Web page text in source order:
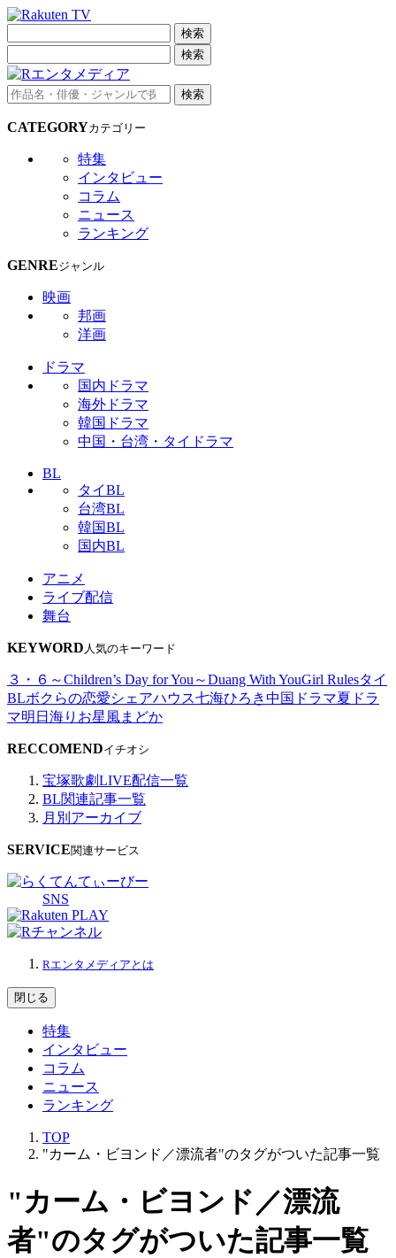
検索
検索
検索
CATEGORYカテゴリー
特集
インタビュー
コラム
ニュース
ランキング
GENREジャンル
映画
邦画
洋画
ドラマ
国内ドラマ
海外ドラマ
韓国ドラマ
中国・台湾・タイドラマ
BL
タイBL
台湾BL
韓国BL
国内BL
アニメ
ライブ配信
舞台
KEYWORD 人気のキーワード
３・６～Children’s Day for You～Duang With YouGirl Rulesタイ
BLボクらの恋愛シェアハウス七海ひろき中国ドラマ夏ドラ
マ明日海りお星風まどか
RECCOMENDイチオシ
宝塚歌劇LIVE配信一覧
BL関連記事一覧
月別アーカイブ
SERVICE関連サービス
SNS
Rエンタメディアとは
閉じる
特集
インタビュー
コラム
ニュース
ランキング
TOP
"カーム・ビヨンド／漂流者"のタグがついた記事一覧
"カーム・ビヨンド／漂流
者"のタグがついた記事一覧